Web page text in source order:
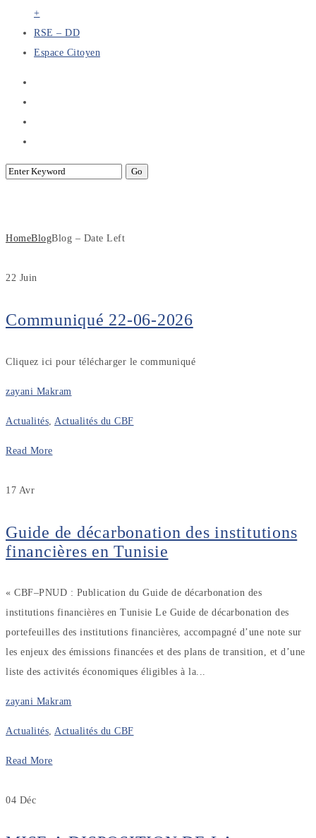
+
RSE – DD
Espace Citoyen
HomeBlogBlog – Date Left
22 Juin
Communiqué 22-06-2026
Cliquez ici pour télécharger le communiqué
zayani Makram
Actualités Actualités du CBF
Read More
17 Avr
Guide de décarbonation des institutions
financières en Tunisie
« CBF–PNUD : Publication du Guide de décarbonation des
institutions financières en Tunisie Le Guide de décarbonation des
portefeuilles des institutions financières, accompagné d’une note sur
les enjeux des émissions financées et des plans de transition, et d’une
liste des activités économiques éligibles à la...
zayani Makram
Actualités, Actualités du CBF
Read More
04 Déc